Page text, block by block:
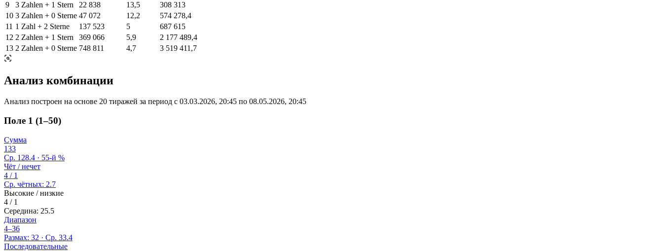
9
3 Zahlen + 1 Stern 22 838 13,5
308 313
10 3 Zahlen + 0 Sterne 47 072 12,2
574 278,4
11 1 Zahl + 2 Sterne 137 523 5
687 615
12 2 Zahlen + 1 Stern 369 066 5,9
2 177 489,4
13 2 Zahlen + 0 Sterne 748 811 4,7 3 519 411,7
Анализ комбинации
Анализ построен на основе 20 тиражей за период с 03.03.2026, 20:45 по 08.05.2026, 20:45
Поле 1 (1–50)
Сумма
133
Ср. 128.4 · 55-й %
Чёт / нечет
4 / 1
Ср. чётных: 2.7
Высокие / низкие
4 / 1
Середина: 25.5
Диапазон
4–36
Размах: 32 · Ср. 33.4
Последовательные